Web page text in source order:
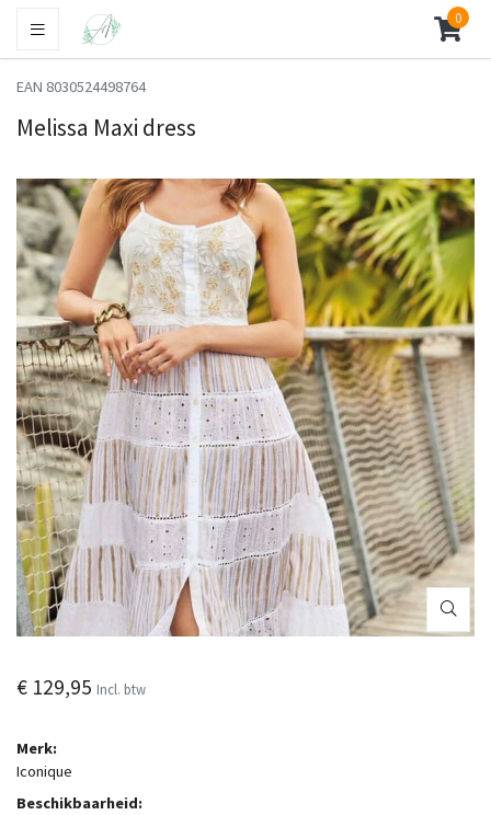
0
EAN 8030524498764
Melissa Maxi dress
€ 129,95 Incl. btw
Merk:
Iconique
Beschikbaarheid: